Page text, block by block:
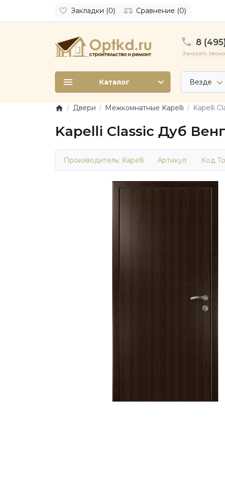
Закладки (0) Сравнение (0)
8
Заказать
Везде
Каталог
Двери Межкомнатные Kapelli Kapelli
Kapelli Classic Дуб
Производитель: Kapelli Артикул: Код